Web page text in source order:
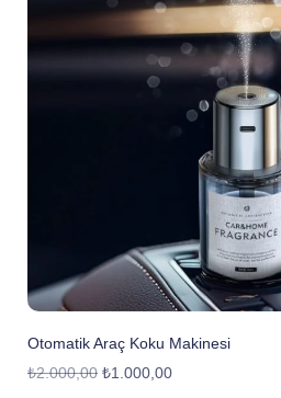
Otomatik Araç Koku Makinesi
₺2.000,00 ₺1.000,00